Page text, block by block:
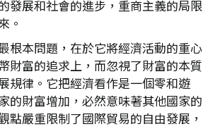
發展和社會的進步，重商主義的局限
。
根本問題，在於它將經濟活動的重心
財富的追求上，而忽視了財富的本質
規律。它把經濟看作是一個零和遊
的財富增加，必然意味著其他國家的
點嚴重限制了國際貿易的自由發展，